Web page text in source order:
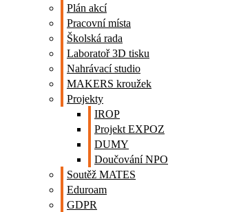
Plán akcí
Pracovní místa
Školská rada
Laboratoř 3D tisku
Nahrávací studio
MAKERS kroužek
Projekty
IROP
Projekt EXPOZ
DUMY
Doučování NPO
Soutěž MATES
Eduroam
GDPR